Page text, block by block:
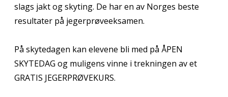
slags jakt og skyting. De har en av Norges beste
resultater på jegerprøveeksamen.
På skytedagen kan elevene bli med på ÅPEN
SKYTEDAG og muligens vinne i trekningen av et
GRATIS JEGERPRØVEKURS.